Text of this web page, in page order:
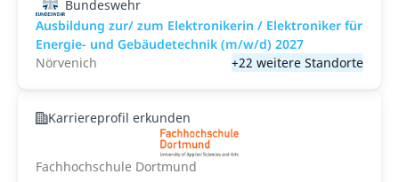
Bundeswehr
Ausbildung zur/ zum Elektronikerin / Elektroniker für
Energie- und Gebäudetechnik (m/w/d) 2027
Nörvenich
+22 weitere Standorte
Karriereprofil erkunden
Fachhochschule Dortmund